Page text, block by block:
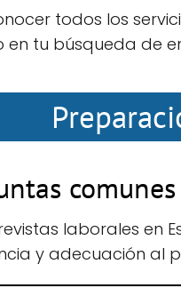
todos los
en tu búsqueda de
laborales en
y adecuación al